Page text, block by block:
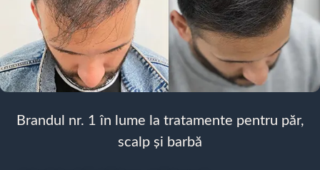
Brandul nr. 1 în lume la tratamente pentru păr,
scalp și barbă